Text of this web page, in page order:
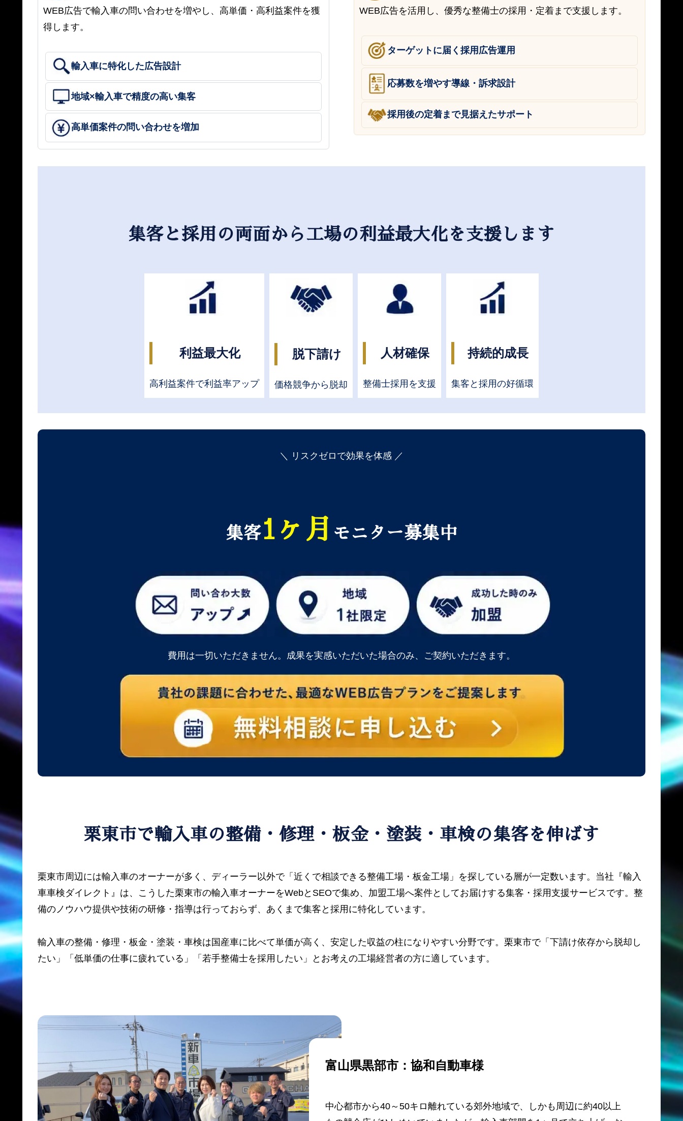
WEB広告で輸入車の問い合わせを増やし、高単価・高利益案件を獲
得します。
輸入車に特化した広告設計
地域×輸入車で精度の高い集客
高単価案件の問い合わせを増加
WEB広告を活用し、優秀な整備士の採用・定着まで支援します。
ターゲットに届く採用広告運用
応募数を増やす導線・訴求設計
採用後の定着まで見据えたサポート
集客と採用の両面から工場の利益最大化を支援します
利益最大化
高利益案件で利益率アップ
脱下請け
価格競争から脱却
人材確保
整備士採用を支援
持続的成長
集客と採用の好循環
＼ リスクゼロで効果を体感 ／
集客1ヶ月 モニター募集中
費用は一切いただきません。成果を実感いただいた場合のみ、ご契約いただきます。
栗東市で輸入車の整備・修理・板金・塗装・車検の集客を伸ばす
栗東市周辺には輸入車のオーナーが多く、ディーラー以外で「近くで相談できる整備工場・板金工場」を探している層が一定数います。当社『輸入
車車検ダイレクト』は、こうした栗東市の輸入車オーナーをWebとSEOで集め、加盟工場へ案件としてお届けする集客・採用支援サービスです。整
備のノウハウ提供や技術の研修・指導は行っておらず、あくまで集客と採用に特化しています。
輸入車の整備・修理・板金・塗装・車検は国産車に比べて単価が高く、安定した収益の柱になりやすい分野です。栗東市で「下請け依存から脱却し
たい」「低単価の仕事に疲れている」「若手整備士を採用したい」とお考えの工場経営者の方に適しています。
富山県黒部市：協和自動車様
中心都市から40～50キロ離れている郊外地域で、しかも周辺に約40以上